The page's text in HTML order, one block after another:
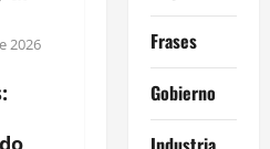
2026
Frases
Gobierno